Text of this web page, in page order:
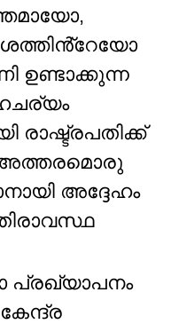
ഉണ്ടാക്കുന്ന
രാഷ്ട്രപതിക്ക്
അത്തരമൊരു
അദ്ദേഹം
പ്രഖ്യാപനം